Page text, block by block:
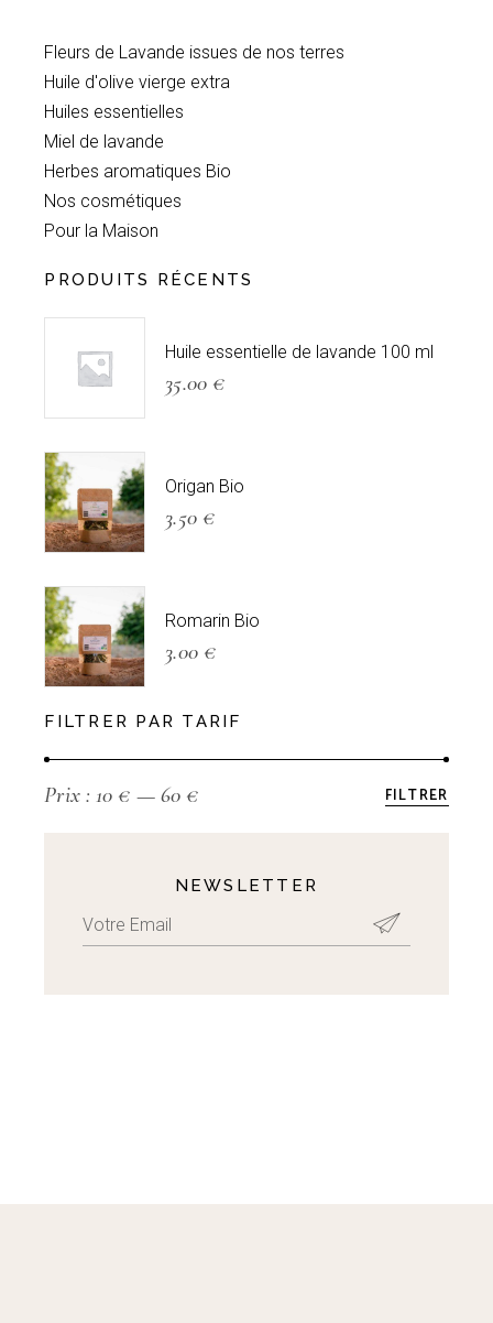
Fleurs de Lavande issues de nos terres
Huile d'olive vierge extra
Huiles essentielles
Miel de lavande
Herbes aromatiques Bio
Nos cosmétiques
Pour la Maison
PRODUITS RÉCENTS
Huile essentielle de lavande 100 ml
35.00 €
Origan Bio
3.50 €
Romarin Bio
3.00 €
FILTRER PAR TARIF
Prix
Prix
FILTRER
Prix :10 € — 60 €
NEWSLETTER